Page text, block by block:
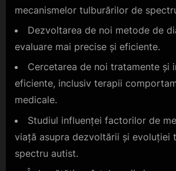
mecanismelor tulburărilor de
Dezvoltarea de noi metode de
evaluare mai precise și eficiente.
Cercetarea de noi tratamente și
eficiente, inclusiv terapii
medicale.
Studiul influenței factorilor de
viață asupra dezvoltării și evoluției
spectru autist.